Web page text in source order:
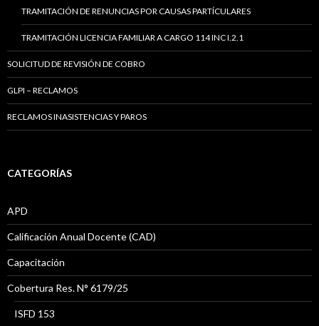
TRAMITACIÓN DE RENUNCIAS POR CAUSAS PARTÍCULARES
TRAMITACIÓN LICENCIA FAMILIAR A CARGO 114 INC I.2.1
SOLICITUD DE REVISIÓN DE COBRO
GLPI – RECLAMOS
RECLAMOS INASISTENCIAS Y PAROS
CATEGORÍAS
APD
Calificación Anual Docente (CAD)
Capacitación
Cobertura Res. N° 6179/25
ISFD 153